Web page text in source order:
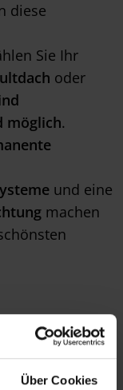
Über Cookies
diese
Sie Ihr
oder
möglich.
und eine
machen